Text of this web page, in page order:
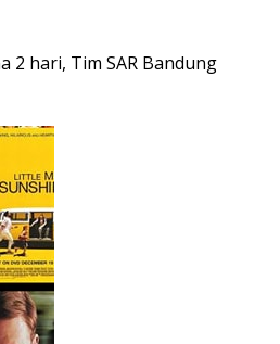
2 hari, Tim SAR Bandung